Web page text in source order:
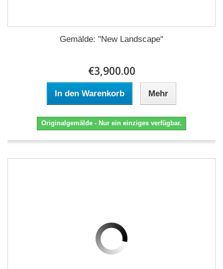
Gemälde: "New Landscape"
€3,900.00
In den Warenkorb Mehr
Originalgemälde - Nur ein einziges verfügbar.